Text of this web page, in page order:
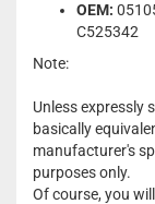
OEM:
C525342
Note:
Unless expressly
basically
manufacturer's
purposes only.
Of course, you